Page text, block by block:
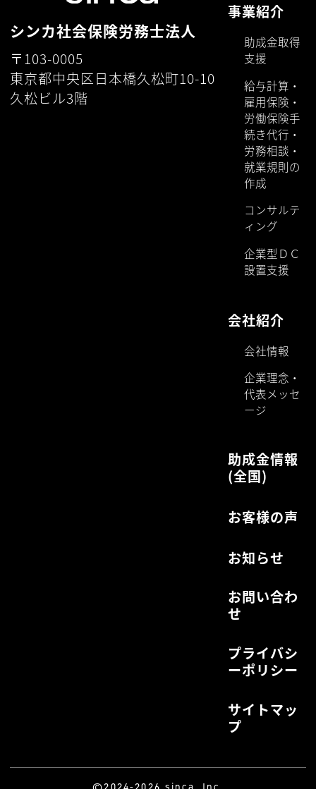
シンカ社会保険労務士法人
〒103-0005
東京都中央区日本橋久松町10-10
久松ビル3階
事業紹介
助成金取得
支援
給与計算・
雇用保険・
労働保険手
続き代行・
労務相談・
就業規則の
作成
コンサルテ
ィング
企業型ＤＣ
設置支援
会社紹介
会社情報
企業理念・
代表メッセ
ージ
助成金情報
(全国)
お客様の声
お知らせ
お問い合わ
せ
プライバシ
ーポリシー
サイトマッ
プ